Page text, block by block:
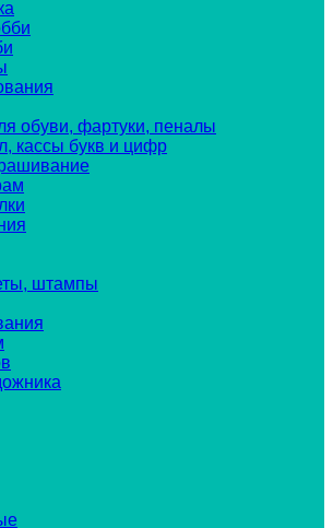
обуви, фартуки, пеналы
кассы букв и цифр
штампы